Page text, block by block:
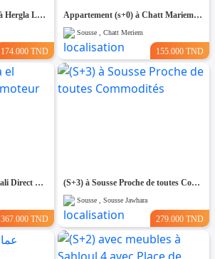
(S+1) Directe Promoteur à Hergla Lotissement AFH
174.000 TND
Appartement (s+0) à Chatt Mariem Prés de la mer
Sousse , Chatt Meriem
155.000 TND
(S+3) à Bouhsina el Ghazali Direct Promoteur
367.000 TND
(S+3) à Sousse Proche de toutes Commodités
Sousse , Sousse Jawhara
279.000 TND